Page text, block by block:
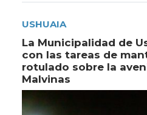
USHUAIA
La Municipalidad de
con las tareas de
rotulado sobre la
Malvinas